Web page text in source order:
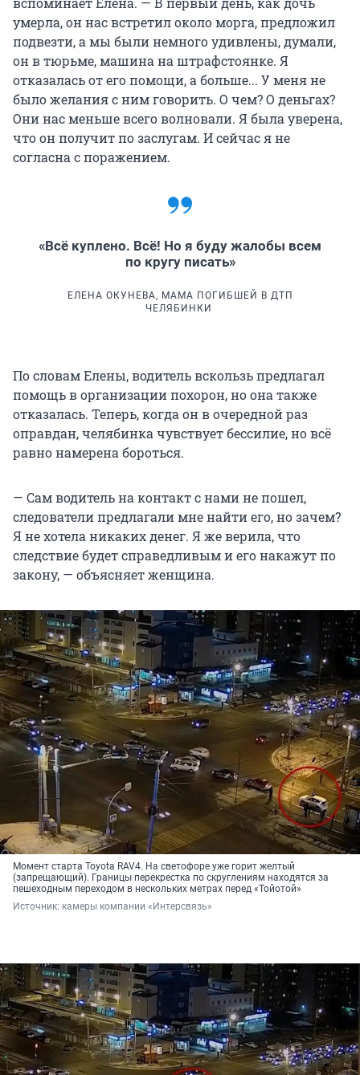
умерла, он нас встретил около морга, предложил
подвезти, а мы были немного удивлены, думали,
он в тюрьме, машина на штрафстоянке. Я
отказалась от его помощи, а больше... У меня не
было желания с ним говорить. О чем? О деньгах?
Они нас меньше всего волновали. Я была уверена,
что он получит по заслугам. И сейчас я не
согласна с поражением.
«Всё куплено. Всё! Но я буду жалобы всем
по кругу писать»
ЕЛЕНА ОКУНЕВА, МАМА ПОГИБШЕЙ В ДТП
ЧЕЛЯБИНКИ
По словам Елены, водитель вскользь предлагал
помощь в организации похорон, но она также
отказалась. Теперь, когда он в очередной раз
оправдан, челябинка чувствует бессилие, но всё
равно намерена бороться.
— Сам водитель на контакт с нами не пошел,
следователи предлагали мне найти его, но зачем?
Я не хотела никаких денег. Я же верила, что
следствие будет справедливым и его накажут по
закону, — объясняет женщина.
Момент старта Toyota RAV4. На светофоре уже горит желтый
(запрещающий). Границы перекрестка по скруглениям находятся за
пешеходным переходом в нескольких метрах перед «Тойотой»
Источник: камеры компании «Интерсвязь»